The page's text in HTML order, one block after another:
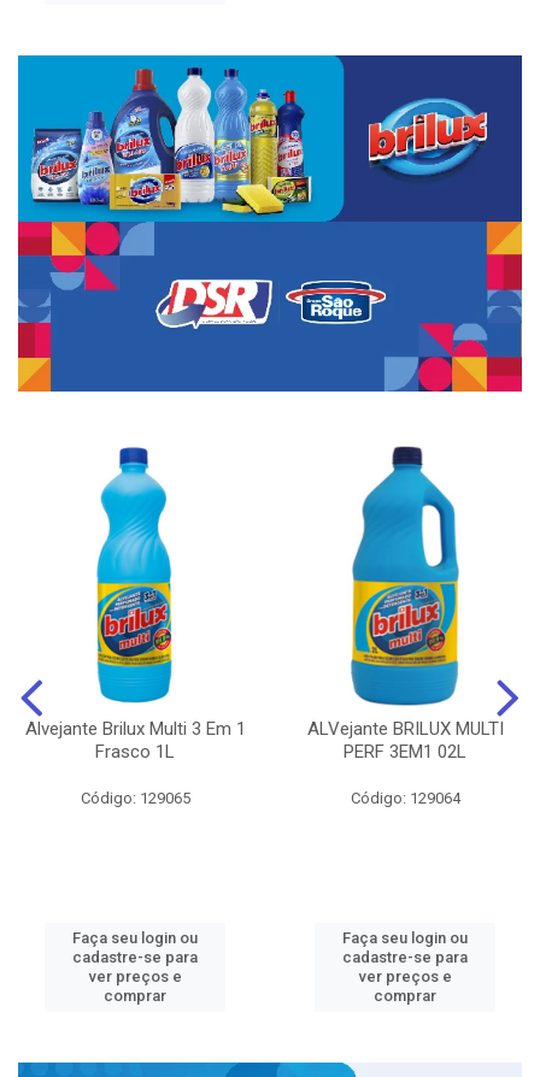
Alvejante Brilux Multi 3 Em 1
Frasco 1L
Código: 129065
Faça seu login ou
cadastre-se para
ver preços e
comprar
ALVejante BRILUX MULTI
PERF 3EM1 02L
Código: 129064
Faça seu login ou
cadastre-se para
ver preços e
comprar